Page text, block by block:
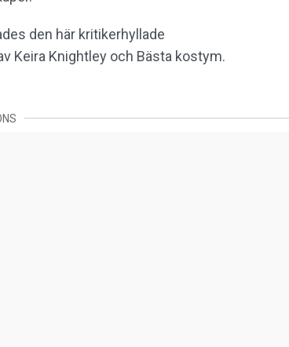
den här kritikerhyllade
Keira Knightley och Bästa kostym.